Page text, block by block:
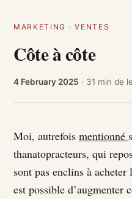
MARKETING ·VENTES
Côte à côte
4 February 2025 · 31 min de
Moi, autrefois mentionné
thanatopracteurs, qui
sont pas enclins à
est possible d’augmenter